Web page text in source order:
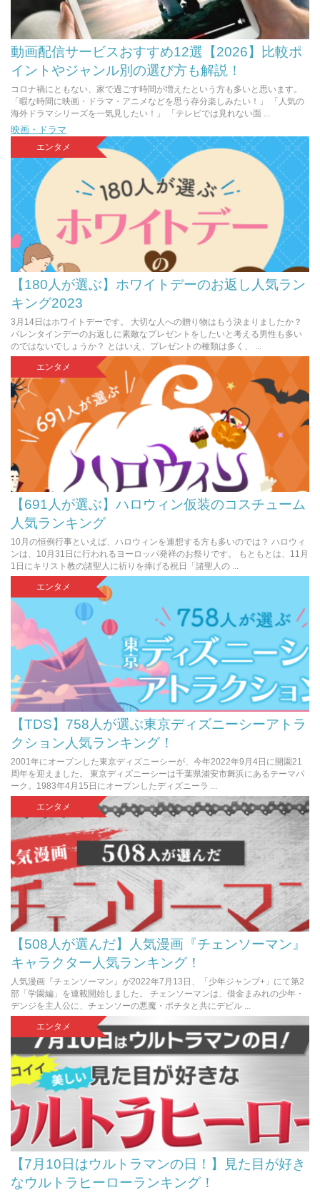
動画配信サービスおすすめ12選【2026】比較ポ
イントやジャンル別の選び方も解説！
コロナ禍にともない、家で過ごす時間が増えたという方も多いと思います。
「暇な時間に映画・ドラマ・アニメなどを思う存分楽しみたい！」 「人気の
海外ドラマシリーズを一気見したい！」 「テレビでは見れない面 ...
映画・ドラマ
エンタメ
【180人が選ぶ】ホワイトデーのお返し人気ラン
キング2023
3月14日はホワイトデーです。 大切な人への贈り物はもう決まりましたか？
バレンタインデーのお返しに素敵なプレゼントをしたいと考える男性も多い
のではないでしょうか？ とはいえ、プレゼントの種類は多く、 ...
エンタメ
【691人が選ぶ】ハロウィン仮装のコスチューム
人気ランキング
10月の恒例行事といえば、ハロウィンを連想する方も多いのでは？ ハロウィ
ンは、10月31日に行われるヨーロッパ発祥のお祭りです。 もともとは、11月
1日にキリスト教の諸聖人に祈りを捧げる祝日「諸聖人の ...
エンタメ
【TDS】758人が選ぶ東京ディズニーシーアトラ
クション人気ランキング！
2001年にオープンした東京ディズニーシーが、今年2022年9月4日に開園21
周年を迎えました。 東京ディズニーシーは千葉県浦安市舞浜にあるテーマパ
ーク。1983年4月15日にオープンしたディズニーラ ...
エンタメ
【508人が選んだ】人気漫画『チェンソーマン』
キャラクター人気ランキング！
人気漫画『チェンソーマン』が2022年7月13日、「少年ジャンプ+」にて第2
部「学園編」を連載開始しました。 チェンソーマンは、借金まみれの少年・
デンジを主人公に、チェンソーの悪魔・ポチタと共にデビル ...
エンタメ
【7月10日はウルトラマンの日！】見た目が好き
なウルトラヒーローランキング！